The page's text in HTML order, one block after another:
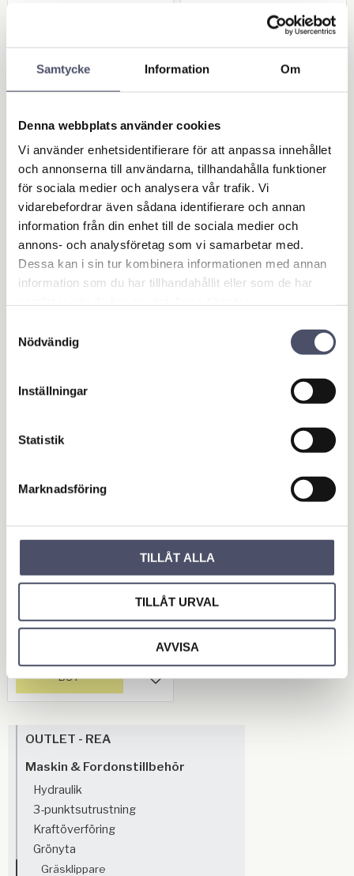
Samtycke Information Om
Denna webbplats använder cookies
Vi använder enhetsidentifierare för att anpassa innehållet
och annonserna till användarna, tillhandahålla funktioner
för sociala medier och analysera vår trafik. Vi
vidarebefordrar även sådana identifierare och annan
information från din enhet till de sociala medier och
annons- och analysföretag som vi samarbetar med.
Dessa kan i sin tur kombinera informationen med annan
information som du har tillhandahållit eller som de har
Nödvändig
Inställningar
Statistik
Marknadsföring
TILLÅT ALLA
TILLÅT URVAL
AVVISA
Remskiva dubbel till
Gräsklippare 138x2
5
Diameter: 138mm. Håldiameter:
25mm
385,00
Reservdel till Gräskli
ppare ATV art.nr 30
35 - Kniv
OEM-kniv. Storlek:
385x50x6mm.
Mitthålsdiameter: 10mm. 2 st
mitten
178,00
Växellåda till Gräskli
Växellåda till Gräsklippare
Referens på ritning: 28
Add to favorites
BUY
OUTLET - REA
Maskin & Fordonstillbehör
Hydraulik
3-punktsutrustning
Kraftöverföring
Grönyta
Gräsklippare